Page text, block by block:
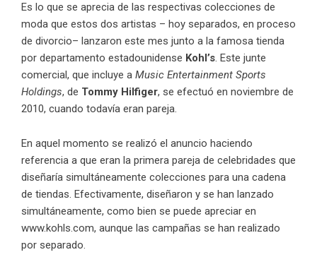
Es lo que se aprecia de las respectivas colecciones de
moda que estos dos artistas – hoy separados, en proceso
de divorcio– lanzaron este mes junto a la famosa tienda
por departamento estadounidense Kohl’s. Este junte
comercial, que incluye a Music Entertainment Sports
Holdings, de Tommy Hilfiger, se efectuó en noviembre de
2010, cuando todavía eran pareja.
En aquel momento se realizó el anuncio haciendo
referencia a que eran la primera pareja de celebridades que
diseñaría simultáneamente colecciones para una cadena
de tiendas. Efectivamente, diseñaron y se han lanzado
simultáneamente, como bien se puede apreciar en
www.kohls.com, aunque las campañas se han realizado
por separado.